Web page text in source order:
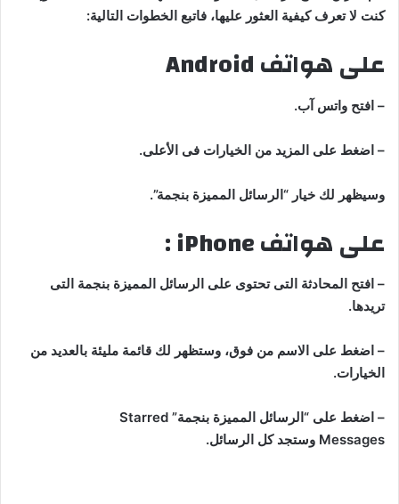
كنت لا تعرف كيفية العثور عليها، فاتبع الخطوات التالية:
على هواتف Android
– افتح واتس آب.
– اضغط على المزيد من الخيارات فى الأعلى.
وسيظهر لك خيار “الرسائل المميزة بنجمة”.
على هواتف iPhone :
– افتح المحادثة التى تحتوى على الرسائل المميزة بنجمة التى
تريدها.
– اضغط على الاسم من فوق، وستظهر لك قائمة مليئة بالعديد من
الخيارات.
– اضغط على “الرسائل المميزة بنجمة” Starred
Messages وستجد كل الرسائل.